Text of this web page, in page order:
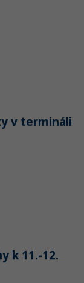
v termináli
k 11.-12.